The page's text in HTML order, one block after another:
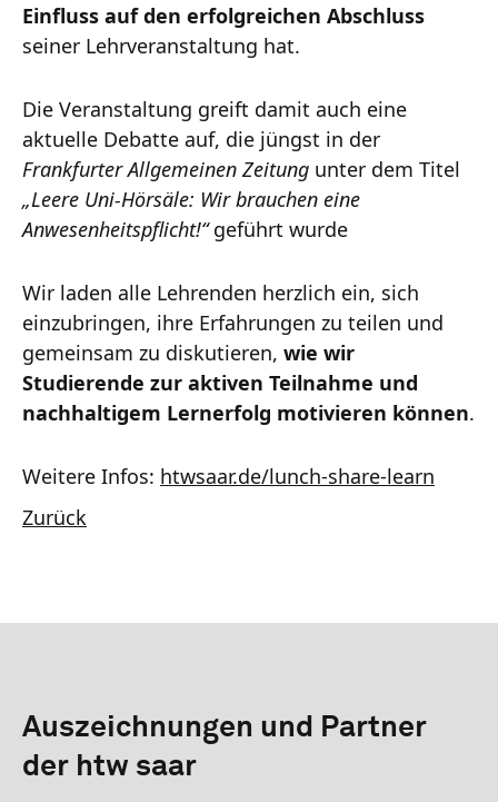
Einfluss auf den erfolgreichen Abschluss
seiner Lehrveranstaltung hat.
Die Veranstaltung greift damit auch eine
aktuelle Debatte auf, die jüngst in der
Frankfurter Allgemeinen Zeitung unter dem Titel
„Leere Uni-Hörsäle: Wir brauchen eine
Anwesenheitspflicht!“geführt wurde
Wir laden alle Lehrenden herzlich ein, sich
einzubringen, ihre Erfahrungen zu teilen und
gemeinsam zu diskutieren, wie wir
Studierende zur aktiven Teilnahme und
nachhaltigem Lernerfolg motivieren können.
Weitere Infos: htwsaar.de/lunch-share-learn
Zurück
Auszeichnungen und Partner
der htw saar